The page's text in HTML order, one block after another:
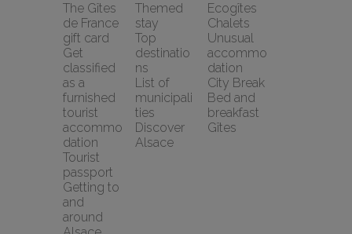
The Gîtes
de France
gift card
Get
classified
as a
furnished
tourist
accommo
dation
Tourist
passport
Getting to
and
around
Themed
stay
Top
destinatio
ns
List of
municipali
ties
Discover
Alsace
Ecogîtes
Chalets
Unusual
accommo
dation
City Break
Bed and
breakfast
Gîtes